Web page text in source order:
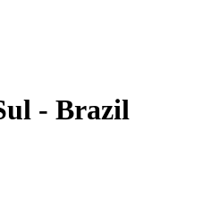
- Brazil